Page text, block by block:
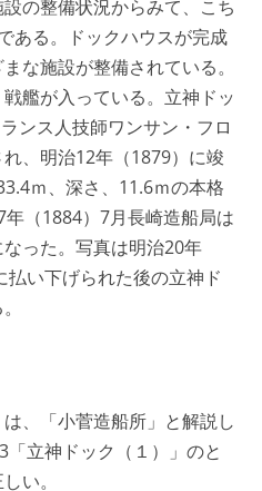
の整備状況からみて、こち
ある。ドックハウスが完成
な施設が整備されている。
艦が入っている。立神ドッ
ンス人技師ワンサン・フロ
、明治12年（1879）に竣
ｍ、深さ、11.6ｍの本格
（1884）7月長崎造船局は
った。写真は明治20年
払い下げられた後の立神ド
、「小菅造船所」と解説し
立神ドック（１）」のと
い。